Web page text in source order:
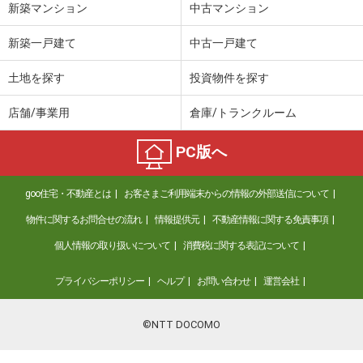
新築マンション 中古マンション
新築一戸建て 中古一戸建て
土地を探す 投資物件を探す
店舗/事業用 倉庫/トランクルーム
PC版へ
goo住宅・不動産とは お客さまご利用端末からの情報の外部送信について
物件に関するお問合せの流れ 情報提供元 不動産情報に関する免責事項
個人情報の取り扱いについて 消費税に関する表記について
プライバシーポリシー ヘルプ お問い合わせ 運営会社
©NTT DOCOMO